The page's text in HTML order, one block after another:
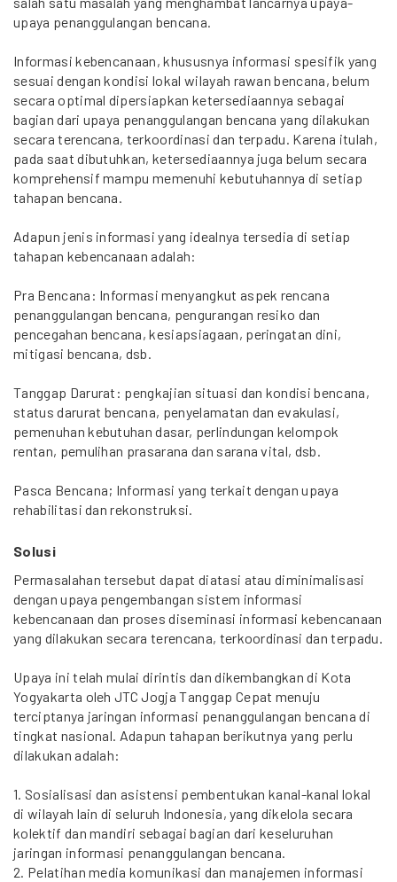
upaya penanggulangan bencana.
Informasi kebencanaan, khususnya informasi spesifik yang
sesuai dengan kondisi lokal wilayah rawan bencana, belum
secara optimal dipersiapkan ketersediaannya sebagai
bagian dari upaya penanggulangan bencana yang dilakukan
secara terencana, terkoordinasi dan terpadu. Karena itulah,
pada saat dibutuhkan, ketersediaannya juga belum secara
komprehensif mampu memenuhi kebutuhannya di setiap
tahapan bencana.
Adapun jenis informasi yang idealnya tersedia di setiap
tahapan kebencanaan adalah:
Pra Bencana: Informasi menyangkut aspek rencana
penanggulangan bencana, pengurangan resiko dan
pencegahan bencana, kesiapsiagaan, peringatan dini,
mitigasi bencana, dsb.
Tanggap Darurat: pengkajian situasi dan kondisi bencana,
status darurat bencana, penyelamatan dan evakulasi,
pemenuhan kebutuhan dasar, perlindungan kelompok
rentan, pemulihan prasarana dan sarana vital, dsb.
Pasca Bencana; Informasi yang terkait dengan upaya
rehabilitasi dan rekonstruksi.
Solusi
Permasalahan tersebut dapat diatasi atau diminimalisasi
dengan upaya pengembangan sistem informasi
kebencanaan dan proses diseminasi informasi kebencanaan
yang dilakukan secara terencana, terkoordinasi dan terpadu.
Upaya ini telah mulai dirintis dan dikembangkan di Kota
Yogyakarta oleh JTC Jogja Tanggap Cepat menuju
terciptanya jaringan informasi penanggulangan bencana di
tingkat nasional. Adapun tahapan berikutnya yang perlu
dilakukan adalah:
1. Sosialisasi dan asistensi pembentukan kanal-kanal lokal
di wilayah lain di seluruh Indonesia, yang dikelola secara
kolektif dan mandiri sebagai bagian dari keseluruhan
jaringan informasi penanggulangan bencana.
2. Pelatihan media komunikasi dan manajemen informasi